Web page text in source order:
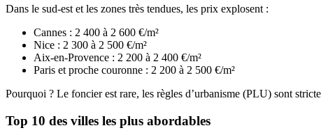
Dans le sud-est et les zones très tendues, les prix explosent :
Cannes : 2 400 à 2 600 €/m²
Nice : 2 300 à 2 500 €/m²
Aix-en-Provence : 2 200 à 2 400 €/m²
Paris et proche couronne : 2 200 à 2 500 €/m²
Pourquoi ? Le foncier est rare, les règles d’urbanisme (PLU) sont
Top 10 des villes les plus abordables